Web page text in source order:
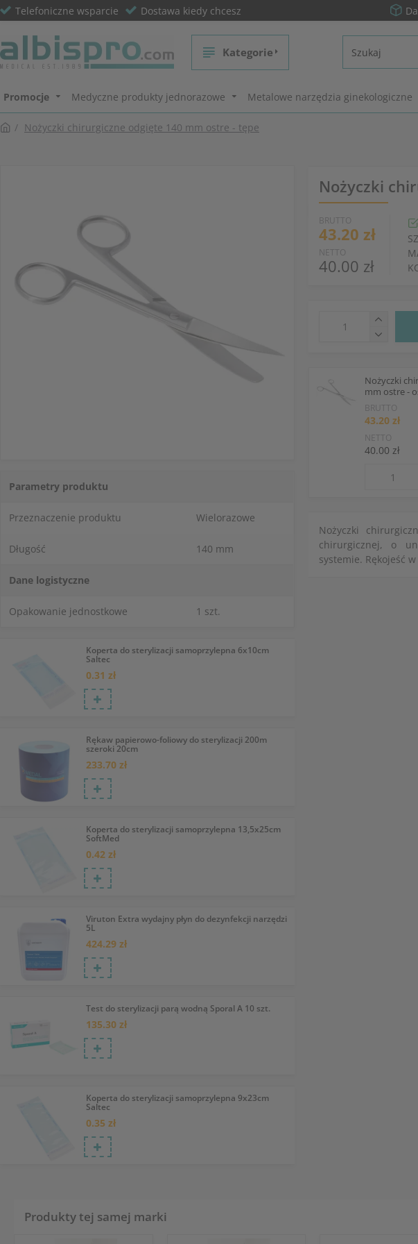
Telefoniczne wsparcie Dostawa kiedy chcesz
Kategorie
Promocje Medyczne produkty jednorazowe Metalowe narzędzia ginekologiczne
Nożyczki chirurgiczne odgięte 140 mm ostre - tępe
Koperta do sterylizacji samoprzylepna 6x10cm
Saltec
0.31 zł
Rękaw papierowo-foliowy do sterylizacji 200m
szeroki 20cm
233.70 zł
Koperta do sterylizacji samoprzylepna 13,5x25cm
SoftMed
0.42 zł
Viruton Extra wydajny płyn do dezynfekcji narzędzi
5L
424.29 zł
Test do sterylizacji parą wodną Sporal A 10 szt.
135.30 zł
Koperta do sterylizacji samoprzylepna 9x23cm
Saltec
0.35 zł
Parametry produktu
Przeznaczenie produktu Wielorazowe
Długość 140 mm
Dane logistyczne
Opakowanie jednostkowe 1 szt.
Nożyczki
BRUTTO
43.20 zł
NETTO
40.00 zł
Nożyczki
mm ostre -
BRUTTO
43.20 zł
NETTO
40.00 zł
Nożyczki
chirurgicznej, o
systemie. Rękojeść
Produkty tej samej marki